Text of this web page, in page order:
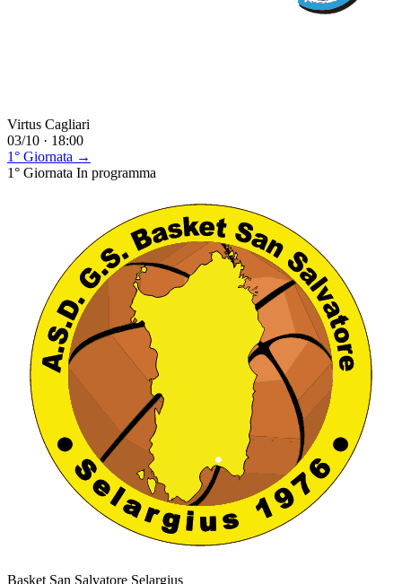
Virtus Cagliari
03/10 · 18:00
1° Giornata →
1° Giornata In programma
Basket San Salvatore Selargius